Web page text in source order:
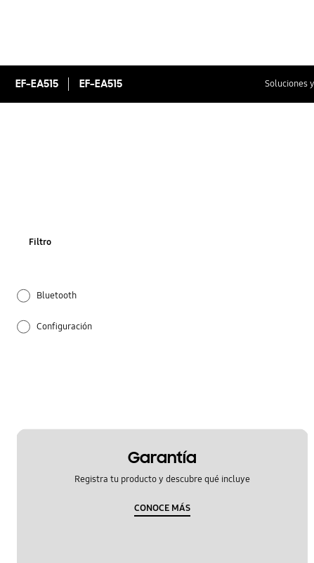
EF-EA515 EF-EA515 Soluciones
Filtro
Bluetooth
Configuración
Garantía
Registra tu producto y descubre qué incluye
CONOCE MÁS